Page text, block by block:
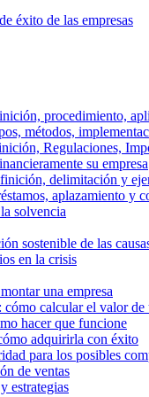
éxito de las empresas
procedimiento,
métodos,
Regulaciones,
su empresa
delimitación y
aplazamiento y
solvencia
sostenible de las
en la crisis
una empresa
cómo calcular el valor de
hacer que funcione
adquirirla con éxito
para los posibles
de ventas
estrategias